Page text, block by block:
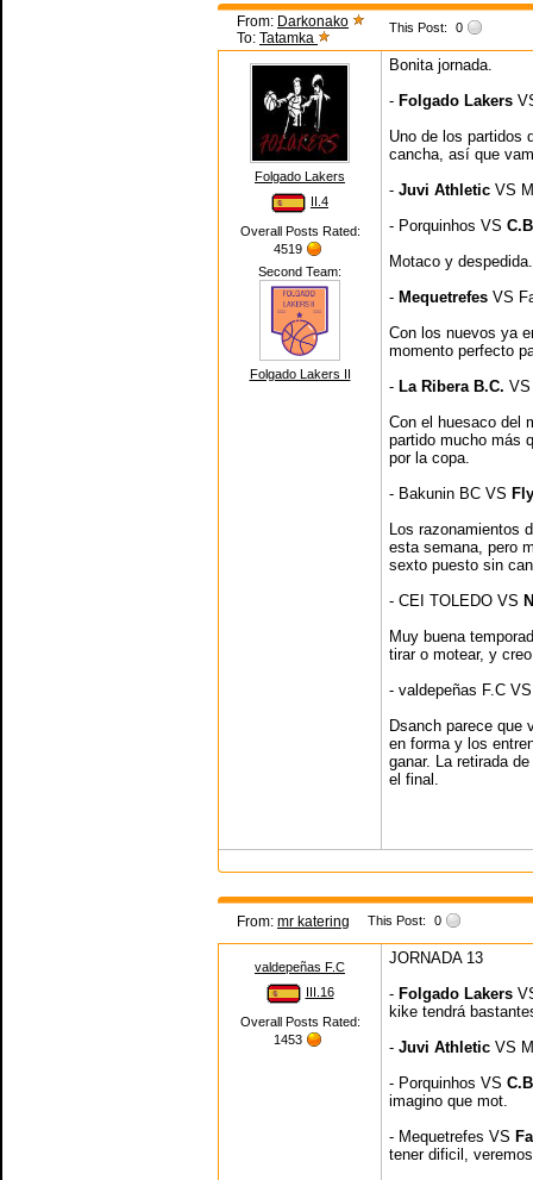
From: Darkonako
To: Tatamka
This Post: 0
Folgado Lakers
II.4
Overall Posts Rated:
4519
Second Team:
Folgado Lakers II
Bonita jornada.
- Folgado Lakers
Uno de los partidos
cancha, así que
- Juvi Athletic VS
- Porquinhos VS
Motaco y despedida.
- Mequetrefes VS
Con los nuevos ya
momento perfecto
- La Ribera B.C.
Con el huesaco del
partido mucho más
por la copa.
- Bakunin BC VS
Los razonamientos
esta semana, pero
sexto puesto sin
- CEI TOLEDO VS
Muy buena
tirar o motear, y
- valdepeñas F.C
Dsanch parece que
en forma y los
ganar. La retirada
el final.
From: mr katering This Post: 0
valdepeñas F.C
III.16
Overall Posts Rated:
1453
JORNADA 13
- Folgado Lakers
kike tendrá
- Juvi Athletic VS
- Porquinhos VS
imagino que mot.
- Mequetrefes VS
tener dificil,